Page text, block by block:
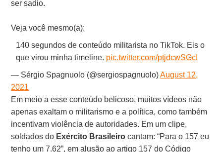
ser sadio.
Veja você mesmo(a):
140 segundos de conteúdo militarista no TikTok. Eis o
que virou minha timeline. pic.twitter.com/ptjdcwSGcI
— Sérgio Spagnuolo (@sergiospagnuolo)August 12,
2021
Em meio a esse conteúdo belicoso, muitos vídeos não
apenas exaltam o militarismo e a política, como também
incentivam violência de autoridades. Em um clipe,
soldados do Exército Brasileiro cantam: “Para o 157 eu
tenho um 7.62”, em alusão ao artigo 157 do Código